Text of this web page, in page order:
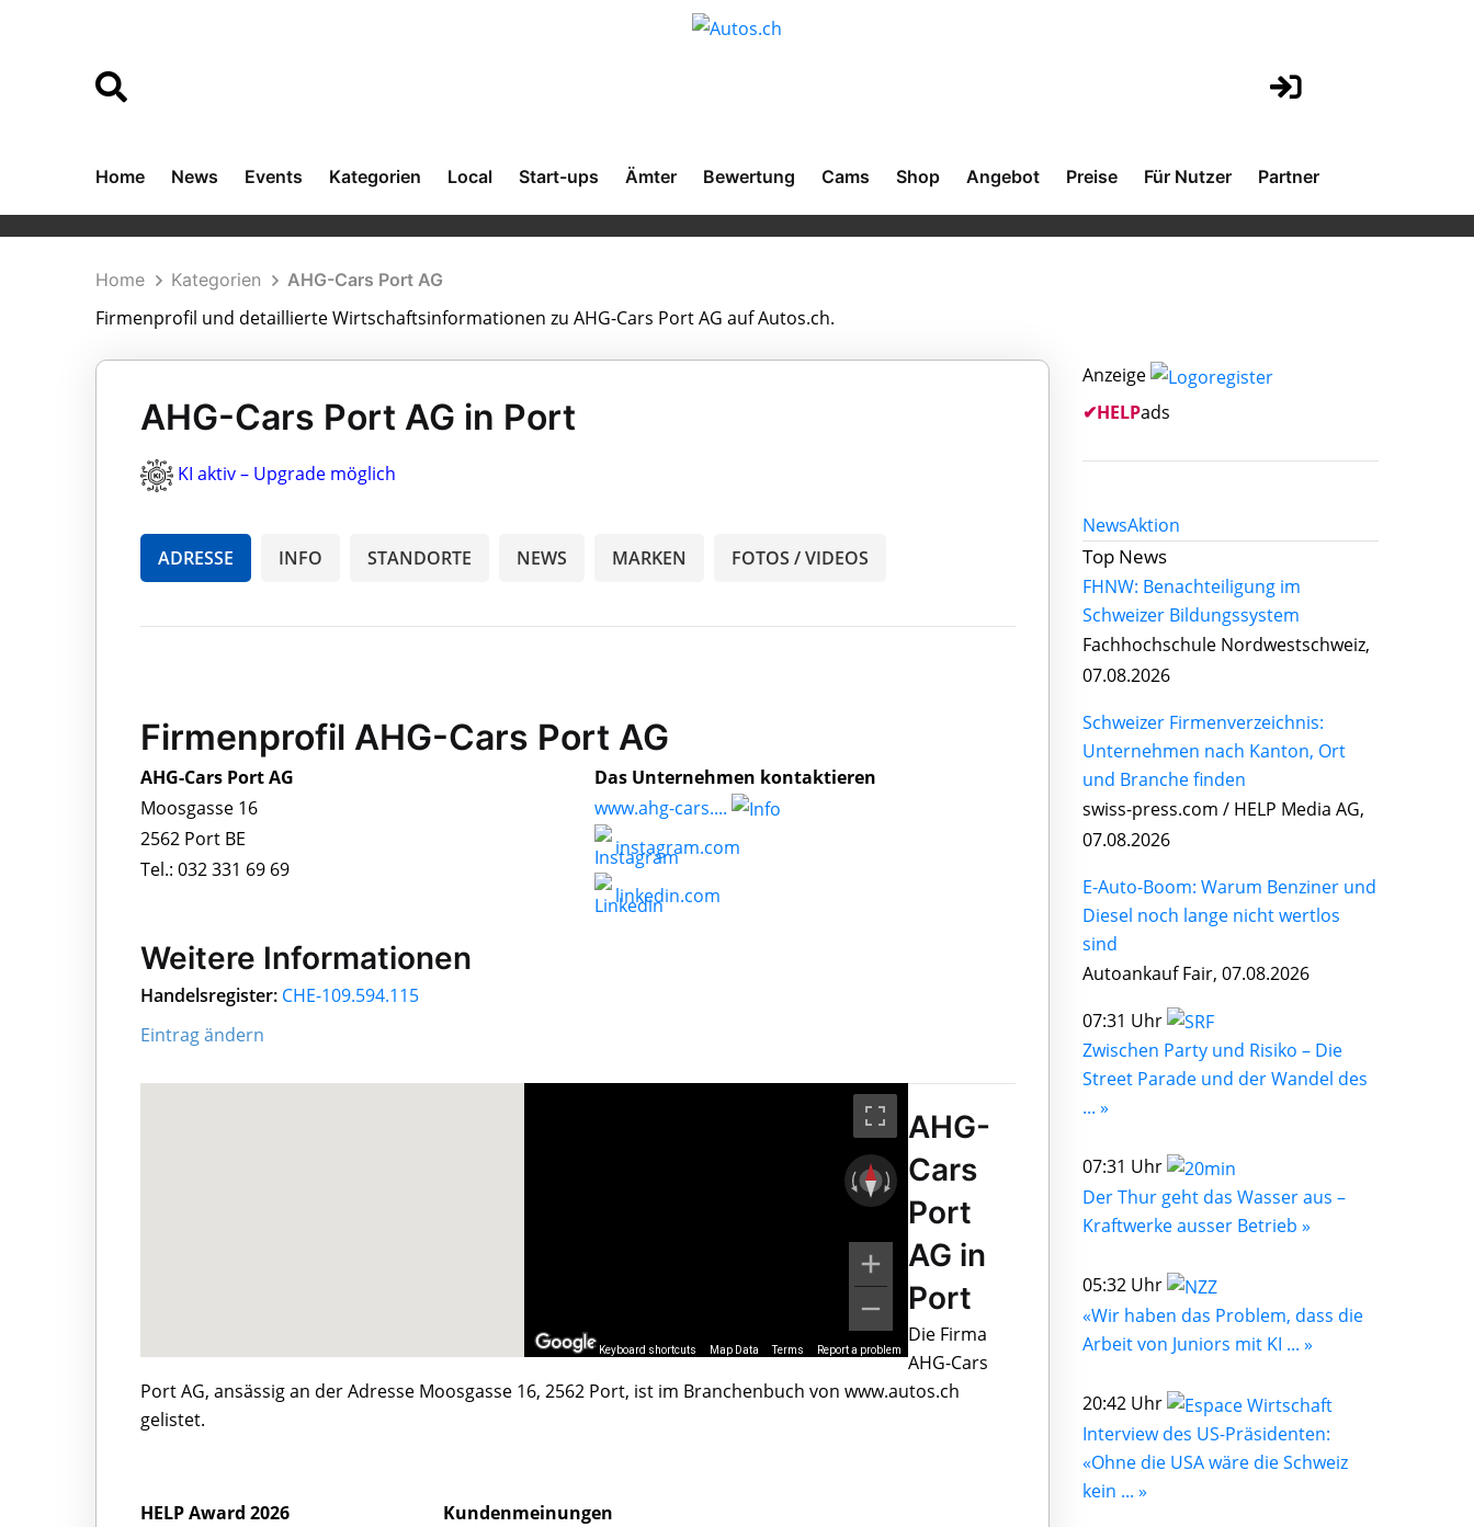
Home News Events Kategorien Local Start-ups Ämter Bewertung Cams Shop Angebot Preise Für Nutzer Partner
Home Kategorien AHG-Cars Port AG
Firmenprofil und detaillierte Wirtschaftsinformationen zu AHG-Cars Port AG auf Autos.ch.
AHG-Cars Port AG in Port
KI aktiv – Upgrade möglich
ADRESSE INFO STANDORTE NEWS MARKEN FOTOS / VIDEOS
Firmenprofil AHG-Cars Port AG
AHG-Cars Port AG
Moosgasse 16
2562 Port BE
Tel.: 032 331 69 69
Das Unternehmen kontaktieren
www.ahg-cars....
instagram.com
linkedin.com
Weitere Informationen
Handelsregister: CHE-109.594.115
Eintrag ändern
Keyboard shortcuts Map Data Terms Report a problem
AHG-
Cars
Port
AG in
Port
Die Firma
AHG-Cars
Port AG, ansässig an der Adresse Moosgasse 16, 2562 Port, ist im Branchenbuch von www.autos.ch
gelistet.
HELP Award 2026
Kundenmeinungen
Anzeige
✔HELPads
NewsAktion
Top News
FHNW: Benachteiligung im
Schweizer Bildungssystem
Fachhochschule Nordwestschweiz,
07.08.2026
Schweizer Firmenverzeichnis:
Unternehmen nach Kanton, Ort
und Branche finden
swiss-press.com / HELP Media AG,
07.08.2026
E-Auto-Boom: Warum Benziner und
Diesel noch lange nicht wertlos
sind
Autoankauf Fair, 07.08.2026
07:31 Uhr
Zwischen Party und Risiko – Die
Street Parade und der Wandel des
... »
07:31 Uhr
Der Thur geht das Wasser aus –
Kraftwerke ausser Betrieb »
05:32 Uhr
«Wir haben das Problem, dass die
Arbeit von Juniors mit KI ... »
20:42 Uhr
Interview des US-Präsidenten:
«Ohne die USA wäre die Schweiz
kein ... »